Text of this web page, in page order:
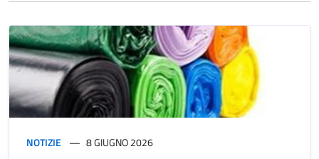
NOTIZIE 8 GIUGNO 2026